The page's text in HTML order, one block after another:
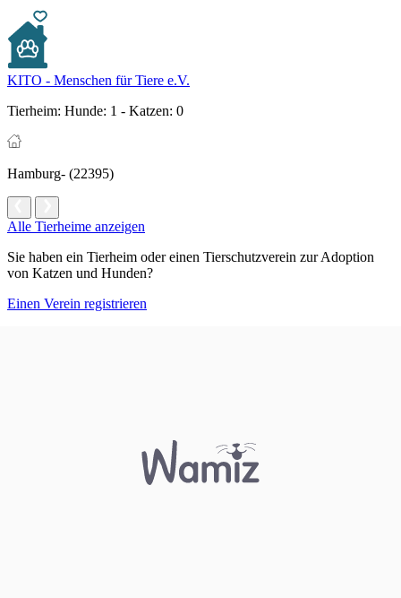
KITO - Menschen für Tiere e.V.
Tierheim: Hunde: 1 - Katzen: 0
Hamburg- (22395)
Alle Tierheime anzeigen
Sie haben ein Tierheim oder einen Tierschutzverein zur Adoption
von Katzen und Hunden?
Einen Verein registrieren